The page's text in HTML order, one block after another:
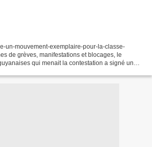
un-mouvement-exemplaire-pour-la-classe-
de grèves, manifestations et blocages, le
qui menait la contestation a signé un